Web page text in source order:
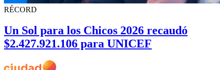
RÉCORD
Un Sol para los Chicos 2026 recaudó
$2.427.921.106 para UNICEF